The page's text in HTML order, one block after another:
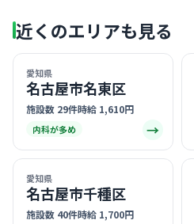
近くのエリアも見る
愛知県
名古屋市名東区
施設数 29件時給 1,610円
内科が多め →
愛知県
名古屋市千種区
施設数 40件時給 1,700円